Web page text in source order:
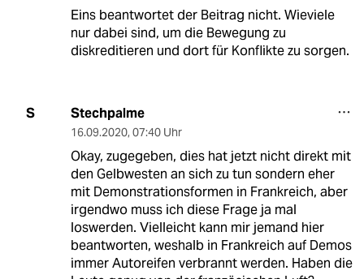
Eins beantwortet der Beitrag nicht. Wieviele
nur dabei sind, um die Bewegung zu
diskreditieren und dort für Konflikte zu sorgen.
S Stechpalme
16.09.2020, 07:40 Uhr
Okay, zugegeben, dies hat jetzt nicht direkt mit
den Gelbwesten an sich zu tun sondern eher
mit Demonstrationsformen in Frankreich, aber
irgendwo muss ich diese Frage ja mal
loswerden. Vielleicht kann mir jemand hier
beantworten, weshalb in Frankreich auf Demos
immer Autoreifen verbrannt werden. Haben die